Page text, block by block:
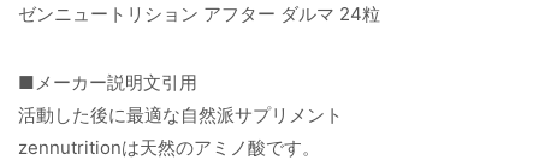
ゼンニュートリション アフター ダルマ 24粒
■メーカー説明文引用
活動した後に最適な自然派サプリメント
zennutritionは天然のアミノ酸です。